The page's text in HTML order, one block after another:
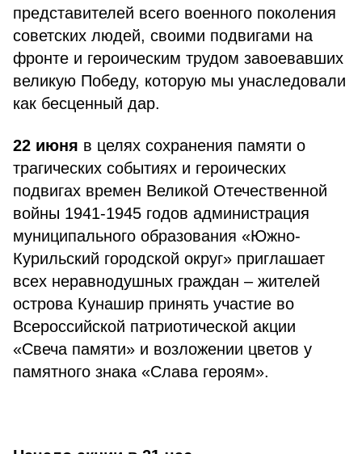
представителей всего военного поколения
советских людей, своими подвигами на
фронте и героическим трудом завоевавших
великую Победу, которую мы унаследовали
как бесценный дар.
22 июня в целях сохранения памяти о
трагических событиях и героических
подвигах времен Великой Отечественной
войны 1941-1945 годов администрация
муниципального образования «Южно-
Курильский городской округ» приглашает
всех неравнодушных граждан – жителей
острова Кунашир принять участие во
Всероссийской патриотической акции
«Свеча памяти» и возложении цветов у
памятного знака «Слава героям».